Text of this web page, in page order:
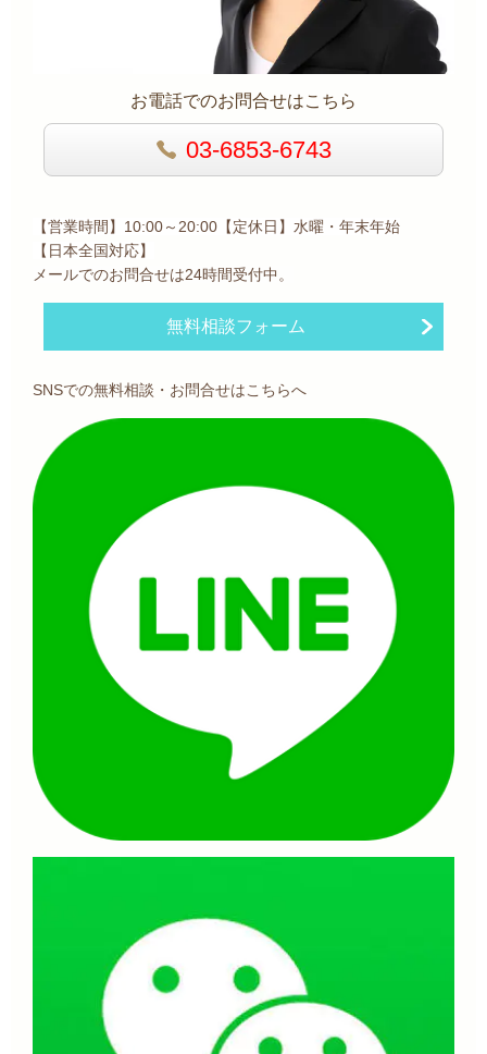
お電話でのお問合せはこちら
03-6853-6743
【営業時間】10:00～20:00【定休日】水曜・年末年始
【日本全国対応】
メールでのお問合せは24時間受付中。
無料相談フォーム
SNSでの無料相談・お問合せはこちらへ